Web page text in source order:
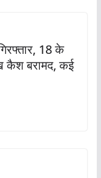
18 के
कैश बरामद, कई